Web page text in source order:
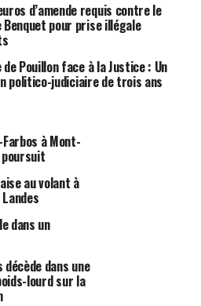
d’amende requis contre le
Benquet pour prise illégale
de Pouillon face à la Justice : Un
politico-judiciaire de trois ans
Farbos à Mont-
au volant à
dans un
dans une
lourd sur la